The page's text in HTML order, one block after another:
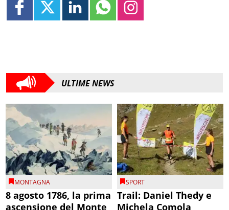
ULTIME NEWS
MONTAGNA
8 agosto 1786, la prima
ascensione del Monte
SPORT
Trail: Daniel Thedy e
Michela Comola